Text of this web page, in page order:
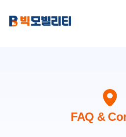
FAQ &